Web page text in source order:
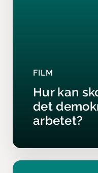
FILM
Hur kan
det
arbetet?